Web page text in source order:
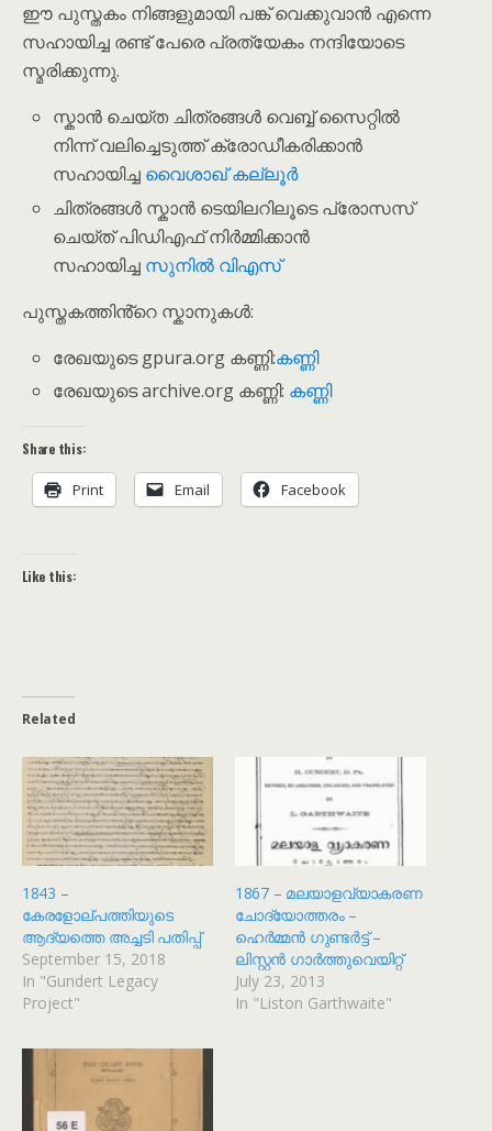
ഈ പുസ്തകം നിങ്ങളുമായി പങ്ക് വെക്കുവാൻ എന്നെ
സഹായിച്ച രണ്ട് പേരെ പ്രത്യേകം നന്ദിയോടെ
സ്മരിക്കുന്നു.
സ്കാൻ ചെയ്ത ചിത്രങ്ങൾ വെബ്ബ് സൈറ്റിൽ
നിന്ന് വലിച്ചെടുത്ത് ക്രോഡീകരിക്കാൻ
സഹായിച്ച വൈശാഖ് കല്ലൂർ
ചിത്രങ്ങൾ സ്കാൻ ടെയിലറിലൂടെ പ്രോസസ്
ചെയ്ത് പിഡിഎഫ് നിർമ്മിക്കാൻ
സഹായിച്ച സുനിൽ വിഎസ്
പുസ്തകത്തിൻ്റെ സ്കാനുകൾ:
രേഖയുടെ gpura.org കണ്ണി:കണ്ണി
രേഖയുടെ archive.org കണ്ണി: കണ്ണി
Share this:
Print Email Facebook
Like this:
Related
1843 –
കേരളോല്പത്തിയുടെ
ആദ്യത്തെ അച്ചടി പതിപ്പ്
September 15, 2018
In "Gundert Legacy
Project"
1867 – മലയാളവ്യാകരണ
ചോദ്യോത്തരം –
ഹെർമ്മൻ ഗുണ്ടർട്ട് –
ലിസ്റ്റൻ ഗാർത്തുവെയിറ്റ്
July 23, 2013
In "Liston Garthwaite"